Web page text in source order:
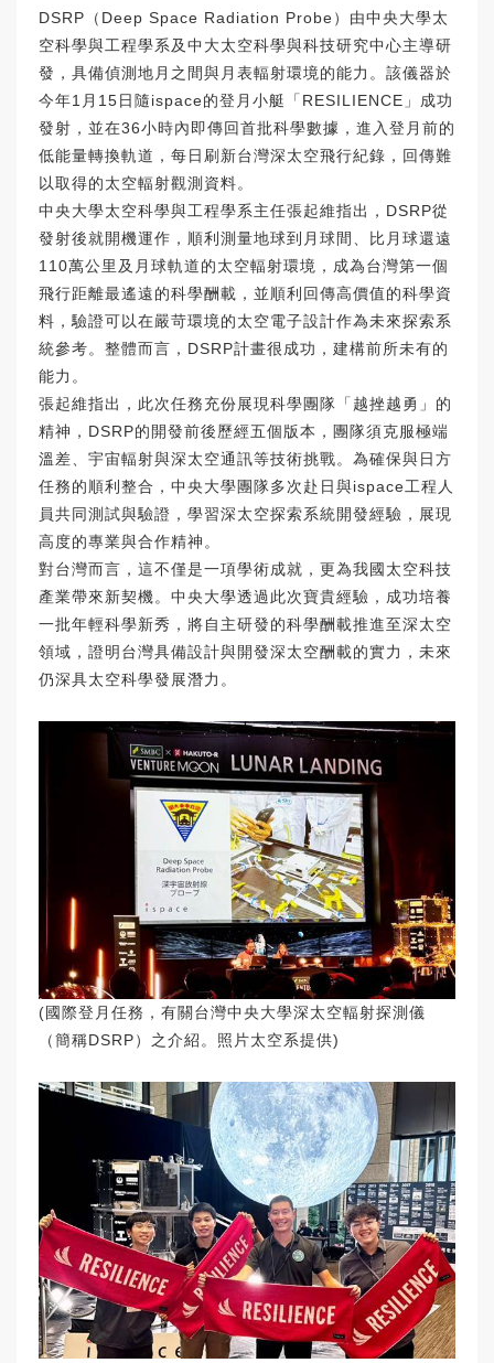
DSRP（Deep Space Radiation Probe）由中央大學太
空科學與工程學系及中大太空科學與科技研究中心主導研
發，具備偵測地月之間與月表輻射環境的能力。該儀器於
今年1月15日隨ispace的登月小艇「RESILIENCE」成功
發射，並在36小時內即傳回首批科學數據，進入登月前的
低能量轉換軌道，每日刷新台灣深太空飛行紀錄，回傳難
以取得的太空輻射觀測資料。
中央大學太空科學與工程學系主任張起維指出，DSRP從
發射後就開機運作，順利測量地球到月球間、比月球還遠
110萬公里及月球軌道的太空輻射環境，成為台灣第一個
飛行距離最遙遠的科學酬載，並順利回傳高價值的科學資
料，驗證可以在嚴苛環境的太空電子設計作為未來探索系
統參考。整體而言，DSRP計畫很成功，建構前所未有的
能力。
張起維指出，此次任務充份展現科學團隊「越挫越勇」的
精神，DSRP的開發前後歷經五個版本，團隊須克服極端
溫差、宇宙輻射與深太空通訊等技術挑戰。為確保與日方
任務的順利整合，中央大學團隊多次赴日與ispace工程人
員共同測試與驗證，學習深太空探索系統開發經驗，展現
高度的專業與合作精神。
對台灣而言，這不僅是一項學術成就，更為我國太空科技
產業帶來新契機。中央大學透過此次寶貴經驗，成功培養
一批年輕科學新秀，將自主研發的科學酬載推進至深太空
領域，證明台灣具備設計與開發深太空酬載的實力，未來
仍深具太空科學發展潛力。
(國際登月任務，有關台灣中央大學深太空輻射探測儀
（簡稱DSRP）之介紹。照片太空系提供)